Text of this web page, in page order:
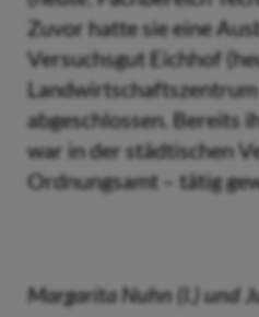
Zuvor hatte sie eine
Versuchsgut Eichhof
abgeschlossen. Bereits
war in der städtischen
Ordnungsamt – tätig
Margarita Nuhn (l.) und